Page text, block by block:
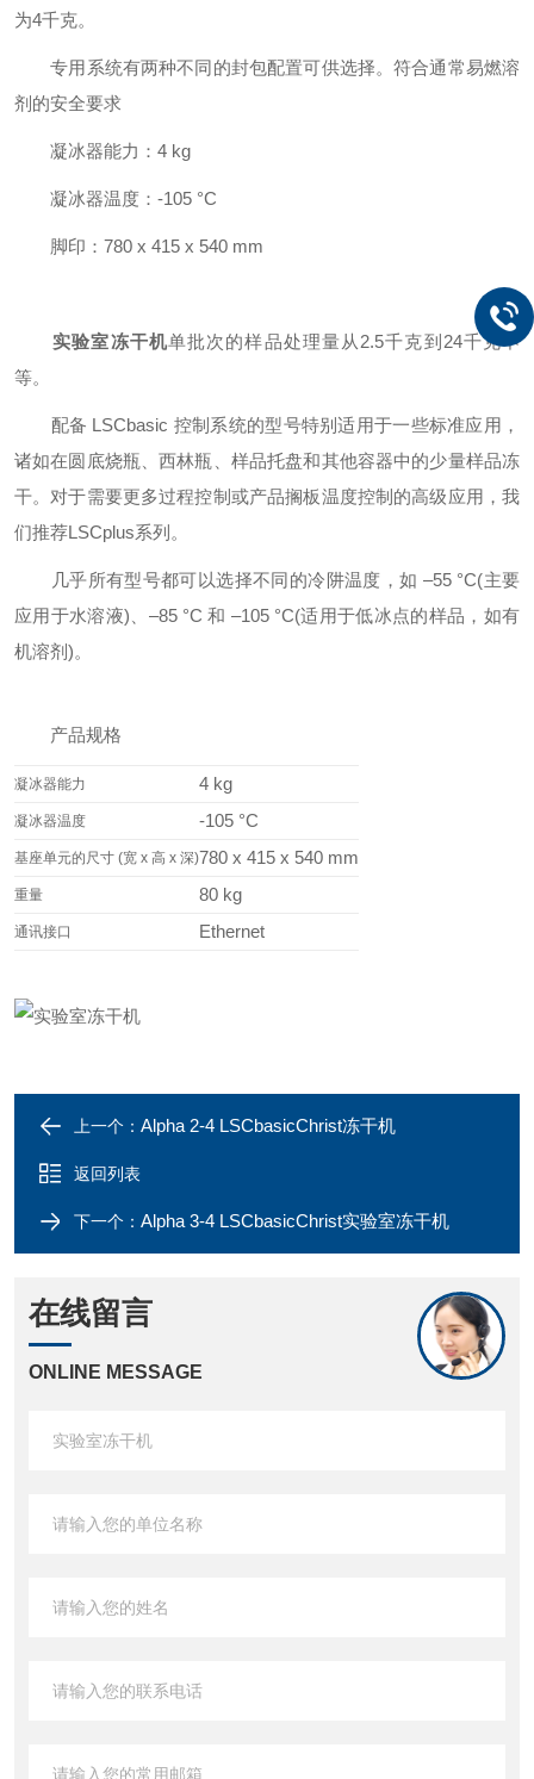
为4千克。
专用系统有两种不同的封包配置可供选择。符合通常易燃溶
剂的安全要求
凝冰器能力：4 kg
凝冰器温度：-105 °C
脚印：780 x 415 x 540 mm
实验室冻干机单批次的样品处理量从2.5千克到24千克不
等。
配备 LSCbasic 控制系统的型号特别适用于一些标准应用，
诸如在圆底烧瓶、西林瓶、样品托盘和其他容器中的少量样品冻
干。对于需要更多过程控制或产品搁板温度控制的高级应用，我
们推荐LSCplus系列。
几乎所有型号都可以选择不同的冷阱温度，如 –55 °C(主要
应用于水溶液)、–85 °C 和 –105 °C(适用于低冰点的样品，如有
机溶剂)。
产品规格
凝冰器能力 4 kg
凝冰器温度 -105 °C
基座单元的尺寸 (宽 x 高 x 深)780 x 415 x 540 mm
重量 80 kg
通讯接口 Ethernet
上一个： Alpha 2-4 LSCbasicChrist冻干机
返回列表
下一个： Alpha 3-4 LSCbasicChrist实验室冻干机
在线留言
ONLINE MESSAGE